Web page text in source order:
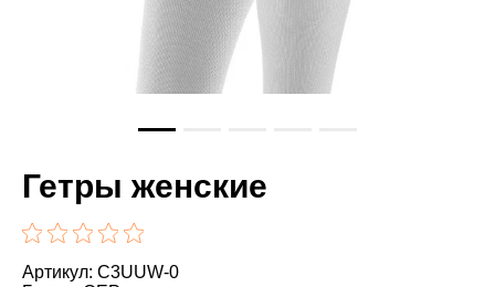
Гетры женские
Артикул: C3UUW-0